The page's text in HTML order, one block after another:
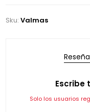
Sku: Valmas
Escribe
Solo los usuarios